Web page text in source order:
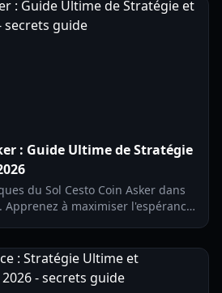
: Guide Ultime de Stratégie
du Sol Cesto Coin Asker dans
Apprenez à maximiser l'espérance